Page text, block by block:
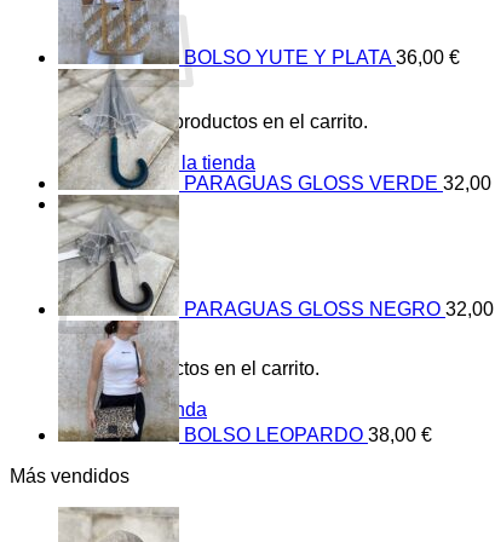
No hay productos en el carrito.
Volver a la tienda
0
Carrito
No hay productos en el carrito.
Volver a la tienda
BOLSO YUTE Y PLATA 36,00 €
PARAGUAS GLOSS VERDE 32,00
PARAGUAS GLOSS NEGRO 32,00
BOLSO LEOPARDO 38,00 €
Más vendidos